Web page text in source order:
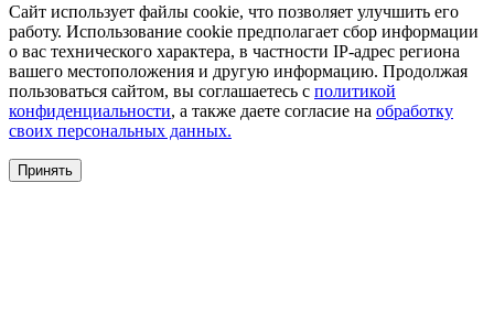
Сайт использует файлы cookie, что позволяет улучшить его
работу. Использование cookie предполагает сбор информации
о вас технического характера, в частности IP-адрес региона
вашего местоположения и другую информацию. Продолжая
пользоваться сайтом, вы соглашаетесь с политикой
конфиденциальности, а также даете согласие на обработку
своих персональных данных.
Принять